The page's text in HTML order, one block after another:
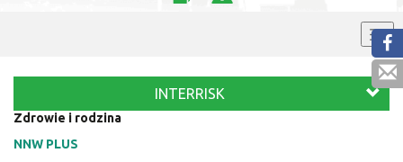
INTERRISK
Zdrowie i rodzina
NNW PLUS